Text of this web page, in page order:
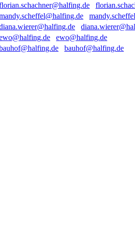
ewo@halfing.de
bauhof@halfing.de